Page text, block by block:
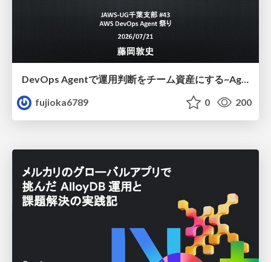
DevOps Agentで運用判断をチーム資産にする ~Agent InstructionsとAgent Skillを継続的に育てる~
fujioka6789
0 200